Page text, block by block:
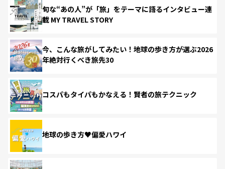
旬な“あの人”が「旅」をテーマに語るインタビュー連
載 MY TRAVEL STORY
今、こんな旅がしてみたい！地球の歩き方が選ぶ2026
年絶対行くべき旅先30
コスパもタイパもかなえる！賢者の旅テクニック
地球の歩き方♥偏愛ハワイ